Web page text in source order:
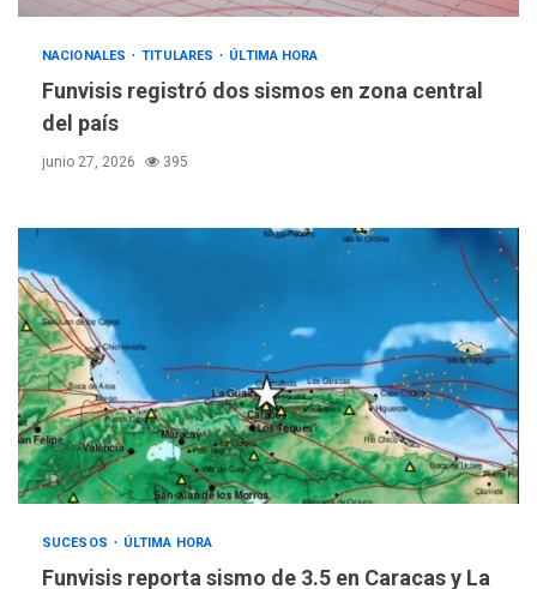
NACIONALES TITULARES ÚLTIMA HORA
Funvisis registró dos sismos en zona central
del país
junio 27, 2026 395
SUCESOS ÚLTIMA HORA
Funvisis reporta sismo de 3.5 en Caracas y La